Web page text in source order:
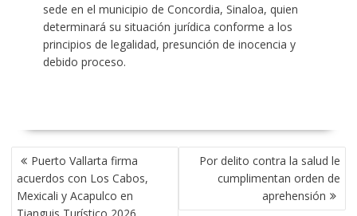
sede en el municipio de Concordia, Sinaloa, quien
determinará su situación jurídica conforme a los
principios de legalidad, presunción de inocencia y
debido proceso.
NAVEGACIÓN
DE
ENTRADAS
Puerto Vallarta firma
acuerdos con Los Cabos,
Mexicali y Acapulco en
Por delito contra la salud le
cumplimentan orden de
aprehensión